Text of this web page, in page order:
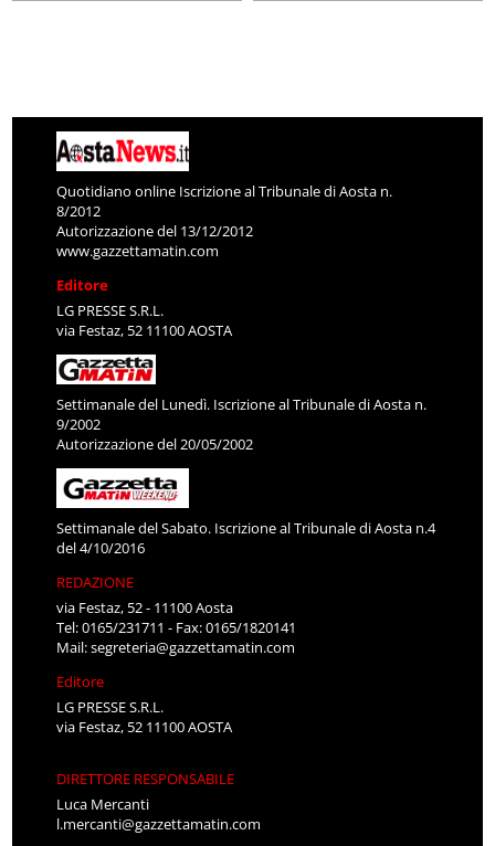
Quotidiano online Iscrizione al Tribunale di Aosta n.
8/2012
Autorizzazione del 13/12/2012
www.gazzettamatin.com
Editore
LG PRESSE S.R.L.
via Festaz, 52 11100 AOSTA
Settimanale del Lunedì. Iscrizione al Tribunale di Aosta n.
9/2002
Autorizzazione del 20/05/2002
Settimanale del Sabato. Iscrizione al Tribunale di Aosta n.4
del 4/10/2016
REDAZIONE
via Festaz, 52 - 11100 Aosta
Tel: 0165/231711 - Fax: 0165/1820141
Mail:segreteria@gazzettamatin.com
Editore
LG PRESSE S.R.L.
via Festaz, 52 11100 AOSTA
DIRETTORE RESPONSABILE
Luca Mercanti
l.mercanti@gazzettamatin.com